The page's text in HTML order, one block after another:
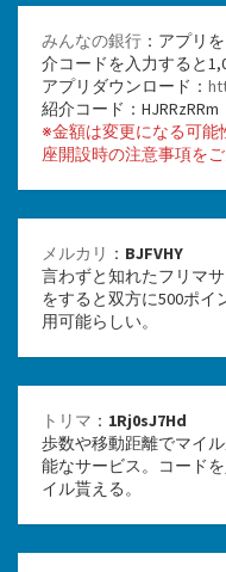
みんなの銀行 ：アプリ
介コードを入力すると
アプリダウンロード：
紹介コード：HJRRzRRm
※金額は変更になる可能
座開設時の注意事項を
メルカリ ： BJFVHY
言わずと知れたフリマ
をすると双方に500ポイ
用可能らしい。
トリマ ： 1Rj0sJ7Hd
歩数や移動距離でマイ
能なサービス。コード
イル貰える。